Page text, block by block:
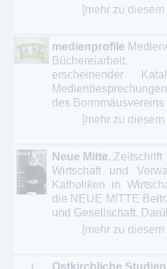
[mehr zu diesem
medienprofile
Büchereiarbeit.
erscheinender
des
[mehr zu diesem
Neue Mitte.
Wirtschaft und
Katholiken in
die NEUE MITTE
und Gesellschaft.
[mehr zu diesem